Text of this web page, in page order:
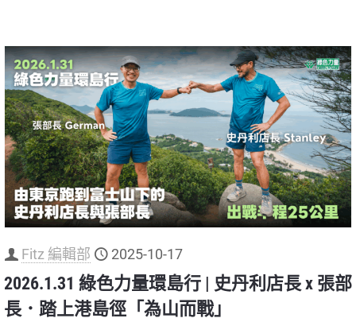
Fitz 編輯部 2025-10-17
2026.1.31 綠色力量環島行 | 史丹利店長 x 張部
長．踏上港島徑「為山而戰」